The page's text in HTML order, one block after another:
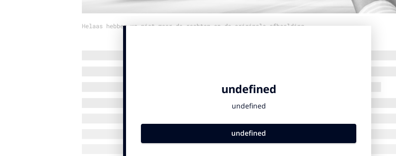
Helaas hebben we niet meer de rechten op de originele afbeelding